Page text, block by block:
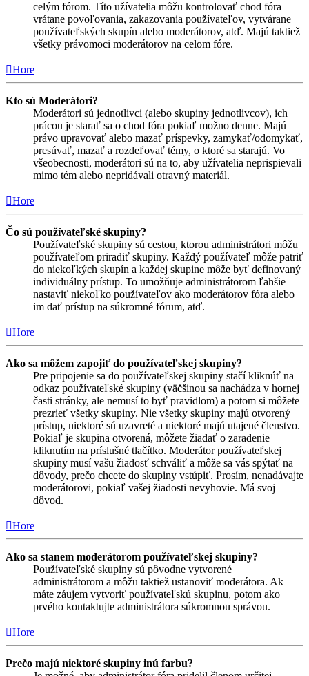
celým fórom. Títo užívatelia môžu kontrolovať chod fóra
vrátane povoľovania, zakazovania používateľov, vytvárane
používateľských skupín alebo moderátorov, atď. Majú taktiež
všetky právomoci moderátorov na celom fóre.
Hore
Kto sú Moderátori?
Moderátori sú jednotlivci (alebo skupiny jednotlivcov), ich
prácou je starať sa o chod fóra pokiaľ možno denne. Majú
právo upravovať alebo mazať príspevky, zamykať/odomykať,
presúvať, mazať a rozdeľovať témy, o ktoré sa starajú. Vo
všeobecnosti, moderátori sú na to, aby užívatelia neprispievali
mimo tém alebo nepridávali otravný materiál.
Hore
Čo sú používateľské skupiny?
Používateľské skupiny sú cestou, ktorou administrátori môžu
používateľom priradiť skupiny. Každý používateľ môže patriť
do niekoľkých skupín a každej skupine môže byť definovaný
individuálny prístup. To umožňuje administrátorom ľahšie
nastaviť niekoľko používateľov ako moderátorov fóra alebo
im dať prístup na súkromné fórum, atď.
Hore
Ako sa môžem zapojiť do používateľskej skupiny?
Pre pripojenie sa do používateľskej skupiny stačí kliknúť na
odkaz používateľské skupiny (väčšinou sa nachádza v hornej
časti stránky, ale nemusí to byť pravidlom) a potom si môžete
prezrieť všetky skupiny. Nie všetky skupiny majú otvorený
prístup, niektoré sú uzavreté a niektoré majú utajené členstvo.
Pokiaľ je skupina otvorená, môžete žiadať o zaradenie
kliknutím na príslušné tlačítko. Moderátor používateľskej
skupiny musí vašu žiadosť schváliť a môže sa vás spýtať na
dôvody, prečo chcete do skupiny vstúpiť. Prosím, nenadávajte
moderátorovi, pokiaľ vašej žiadosti nevyhovie. Má svoj
dôvod.
Hore
Ako sa stanem moderátorom používateľskej skupiny?
Používateľské skupiny sú pôvodne vytvorené
administrátorom a môžu taktiež ustanoviť moderátora. Ak
máte záujem vytvoriť používateľskú skupinu, potom ako
prvého kontaktujte administrátora súkromnou správou.
Hore
Prečo majú niektoré skupiny inú farbu?